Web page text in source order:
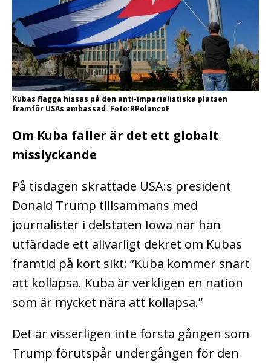
Kubas flagga hissas på den anti-imperialistiska platsen
framför USAs ambassad. Foto:RPolancoF
Om Kuba faller är det ett globalt
misslyckande
På tisdagen skrattade USA:s president
Donald Trump tillsammans med
journalister i delstaten Iowa när han
utfärdade ett allvarligt dekret om Kubas
framtid på kort sikt: ”Kuba kommer snart
att kollapsa. Kuba är verkligen en nation
som är mycket nära att kollapsa.”
Det är visserligen inte första gången som
Trump förutspår undergången för den